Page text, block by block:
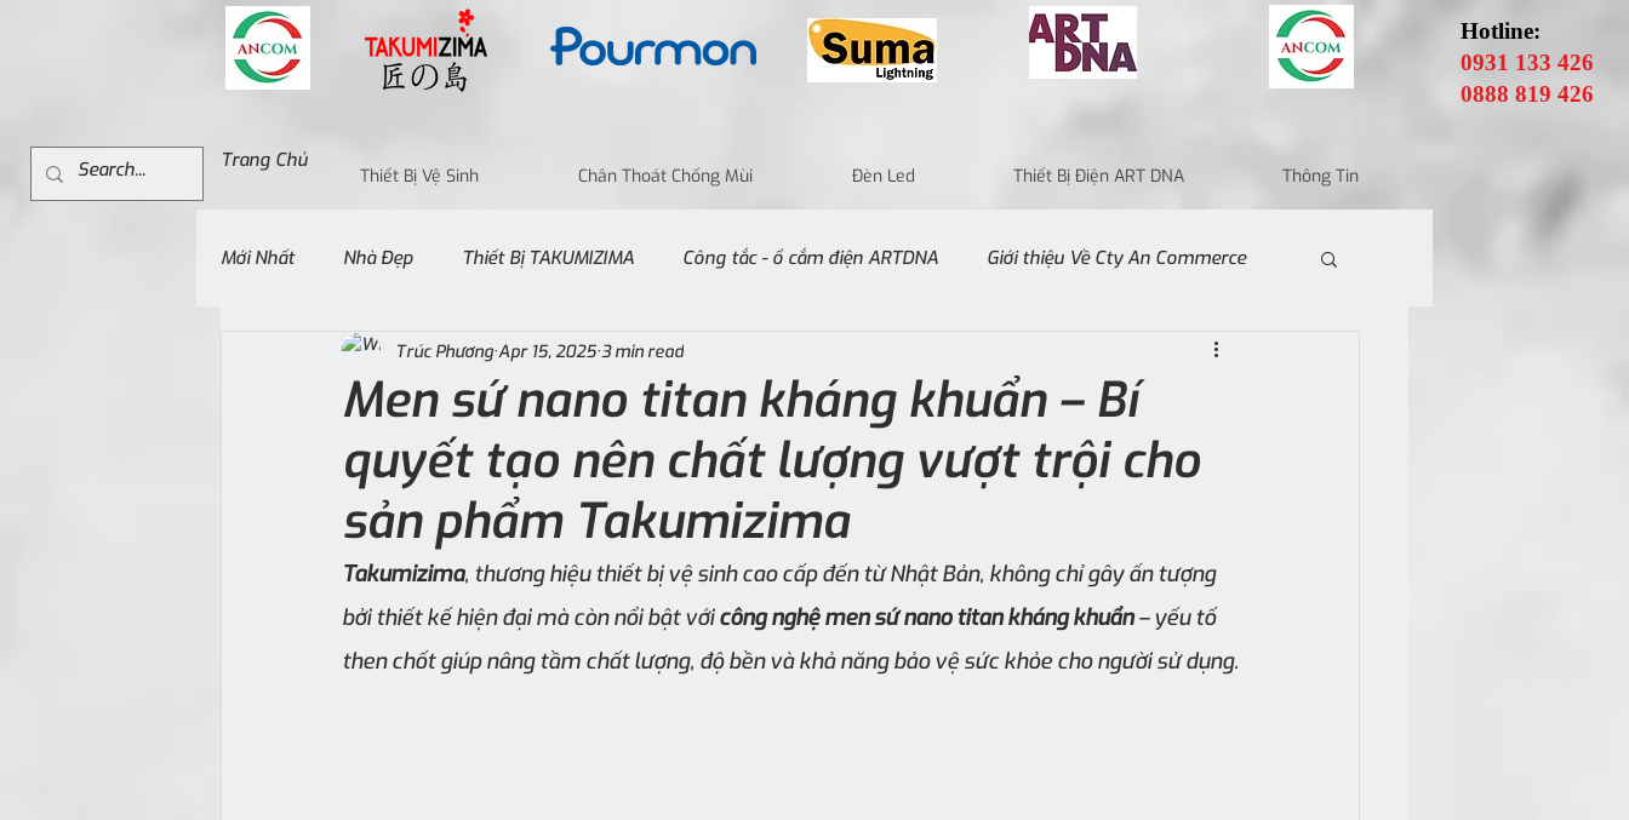
Thiết Bị Vệ Sinh Chân Thoát Chống Mùi Đèn Led Thiết Bị Điện ART DNA Thông Tin
Trang Chủ
Hotline:
0931 133 426
0888 819 426
Mới Nhất Nhà Đẹp Thiết Bị TAKUMIZIMA Công tắc - ổ cắm điện ARTDNA Giới thiệu Về Cty An Commerce
Men sứ nano titan kháng khuẩn – Bí
quyết tạo nên chất lượng vượt trội cho
sản phẩm Takumizima
Trúc Phương Apr 15, 2025 3 min read
Takumizima, thương hiệu thiết bị vệ sinh cao cấp đến từ Nhật Bản, không chỉ gây ấn tượng
bởi thiết kế hiện đại mà còn nổi bật với công nghệ men sứ nano titan kháng khuẩn – yếu tố
then chốt giúp nâng tầm chất lượng, độ bền và khả năng bảo vệ sức khỏe cho người sử dụng.